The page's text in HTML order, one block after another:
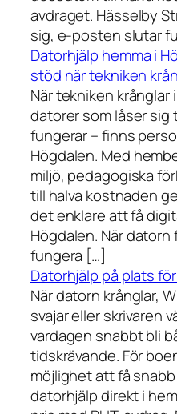
avdraget. Hässelby
sig, e-posten slutar
Datorhjälp hemma i
stöd när tekniken
När tekniken krånglar
datorer som låser sig
fungerar – finns
Högdalen. Med
miljö, pedagogiska
till halva kostnaden
det enklare att få
Högdalen. När
fungera […]
Datorhjälp på plats
När datorn krånglar,
svajar eller skrivaren
vardagen snabbt bli
tidskrävande. För
möjlighet att få
datorhjälp direkt i